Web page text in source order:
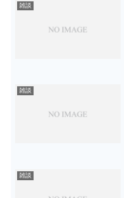
雑談
雑談
雑談